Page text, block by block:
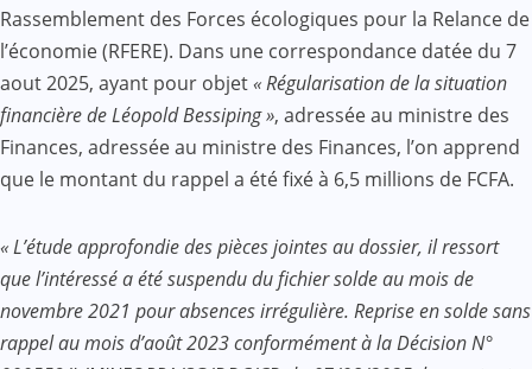
Rassemblement des Forces écologiques pour la Relance de
l’économie (RFERE). Dans une correspondance datée du 7
aout 2025, ayant pour objet« Régularisation de la situation
financière de Léopold Bessiping », adressée au ministre des
Finances, adressée au ministre des Finances, l’on apprend
que le montant du rappel a été fixé à 6,5 millions de FCFA.
« L’étude approfondie des pièces jointes au dossier, il ressort
que l’intéressé a été suspendu du fichier solde au mois de
novembre 2021 pour absences irrégulière. Reprise en solde sans
rappel au mois d’août 2023 conformément à la Décision N°